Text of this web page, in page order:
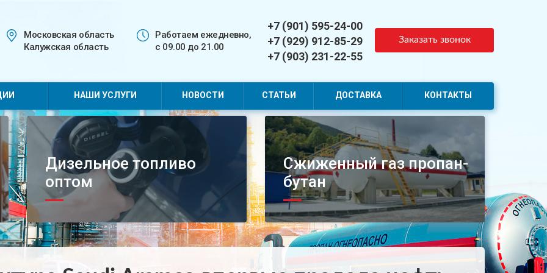
Московская область
Калужская область
Работаем ежедневно,
с 09.00 до 21.00
+7 (901) 595-24-00
+7 (929) 912-85-29
+7 (903) 231-22-55
Заказать звонок
НАШИ УСЛУГИ НОВОСТИ СТАТЬИ ДОСТАВКА КОНТАКТЫ
Дизельное топливо
оптом
Сжиженный газ пропан-
бутан